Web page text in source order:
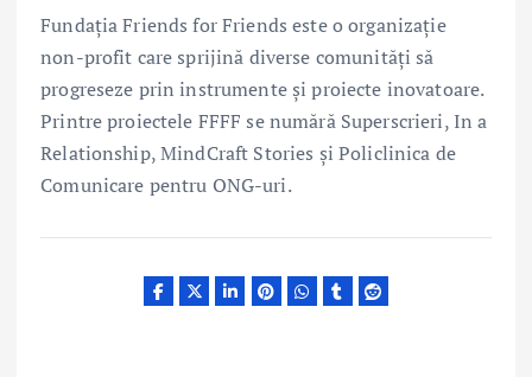
Fundația Friends for Friends este o organizație
non-profit care sprijină diverse comunități să
progreseze prin instrumente și proiecte inovatoare.
Printre proiectele FFFF se numără Superscrieri, In a
Relationship, MindCraft Stories și Policlinica de
Comunicare pentru ONG-uri.